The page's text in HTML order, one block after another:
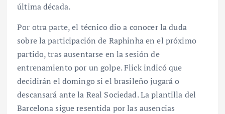
última década.
Por otra parte, el técnico dio a conocer la duda
sobre la participación de Raphinha en el próximo
partido, tras ausentarse en la sesión de
entrenamiento por un golpe. Flick indicó que
decidirán el domingo si el brasileño jugará o
descansará ante la Real Sociedad. La plantilla del
Barcelona sigue resentida por las ausencias